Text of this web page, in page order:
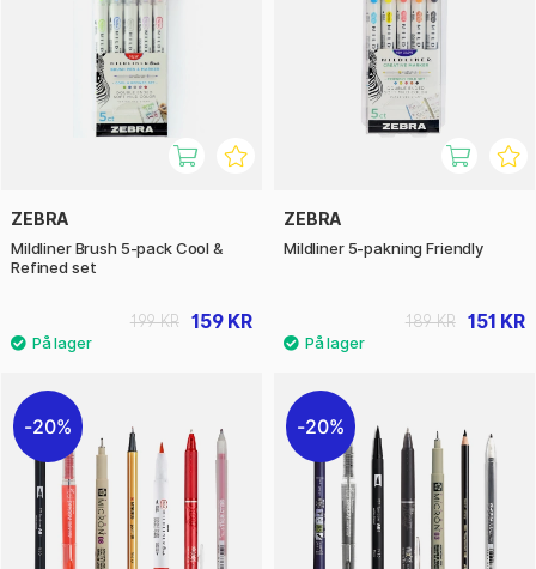
ZEBRA
Mildliner Brush 5-pack Cool &
Refined set
159 KR
199 KR
ZEBRA
Mildliner 5-pakning Friendly
151 KR
189 KR
20% 20%